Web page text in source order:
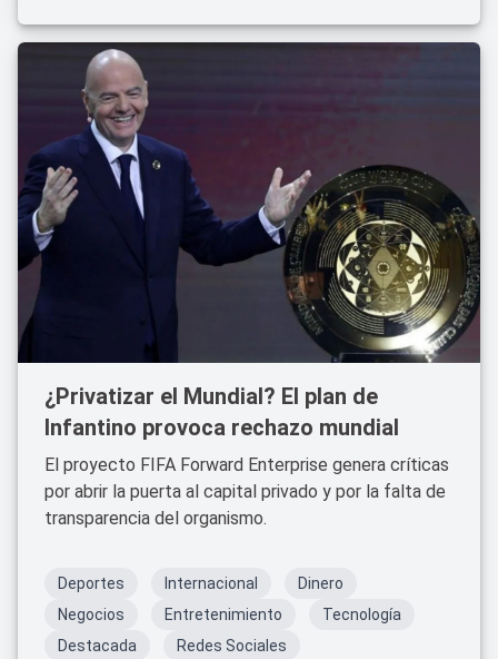
¿Privatizar el Mundial? El plan de
Infantino provoca rechazo mundial
El proyecto FIFA Forward Enterprise genera críticas
por abrir la puerta al capital privado y por la falta de
transparencia del organismo.
Deportes Internacional
Dinero
Negocios
Entretenimiento
Tecnología
Destacada
Redes Sociales